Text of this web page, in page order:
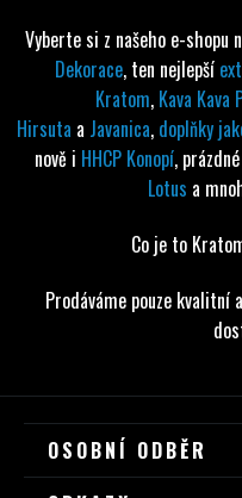
Vyberte si z našeho e-shopu
Dekorace, ten nejlepší
Kratom, Kava Kava
Hirsuta a Javanica, doplňky
nově i HHCP Konopí, prázdné
Lotus a
Co je to
Prodáváme pouze
OSOBNÍ ODBĚR